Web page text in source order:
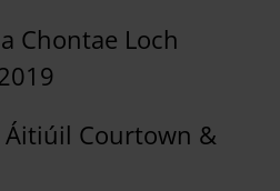
Chontae Loch
Áitiúil Courtown &